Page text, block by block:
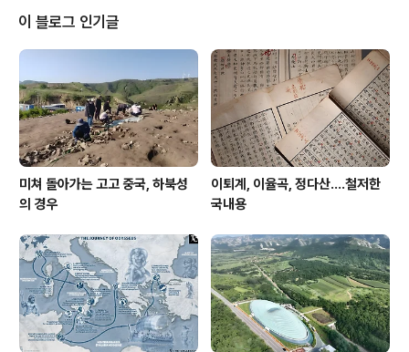
아래다. 이 역시 Glass rhyton 혹은 drinking horn이
라 하며 시대는 같은 서기 1세기 중반으로 본댄다. 반투명
한 연한 청록색이다. 뿔 끝이 없어졌다. Title: Glass rhyt
on (drinking horn) Period: Early Imperi..
이 블로그 인기글
미쳐 돌아가는 고고 중국, 하북성
의 경우
이퇴계, 이율곡, 정다산....철저한
국내용